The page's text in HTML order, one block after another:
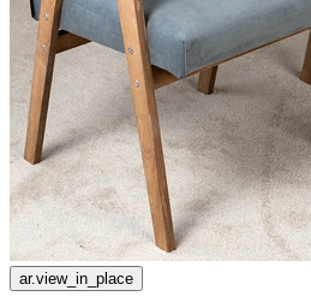
ar.view_in_place